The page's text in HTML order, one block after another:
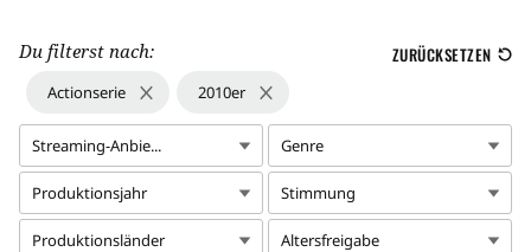
Du filterst nach: ZURÜCKSETZEN
Actionserie 2010er
Streaming-Anbie... Genre
Produktionsjahr Stimmung
Produktionsländer Altersfreigabe